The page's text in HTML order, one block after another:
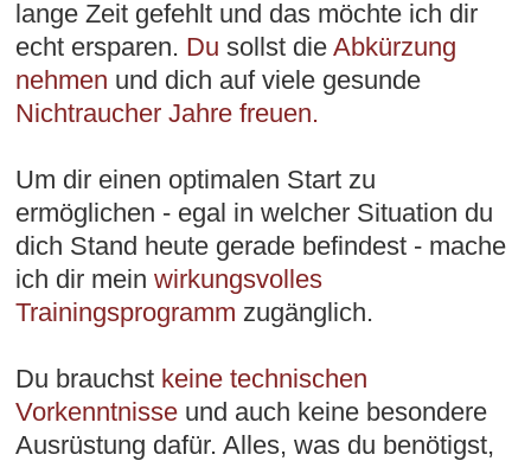
lange Zeit gefehlt und das möchte ich dir
echt ersparen. Du sollst dieAbkürzung
nehmen und dich auf viele gesunde
Nichtraucher Jahre freuen.
Um dir einen optimalen Start zu
ermöglichen - egal in welcher Situation du
dich Stand heute gerade befindest - mache
ich dir meinwirkungsvolles
Trainingsprogramm zugänglich.
Du brauchst keine technischen
Vorkenntnisse und auch keine besondere
Ausrüstung dafür. Alles, was du benötigst,